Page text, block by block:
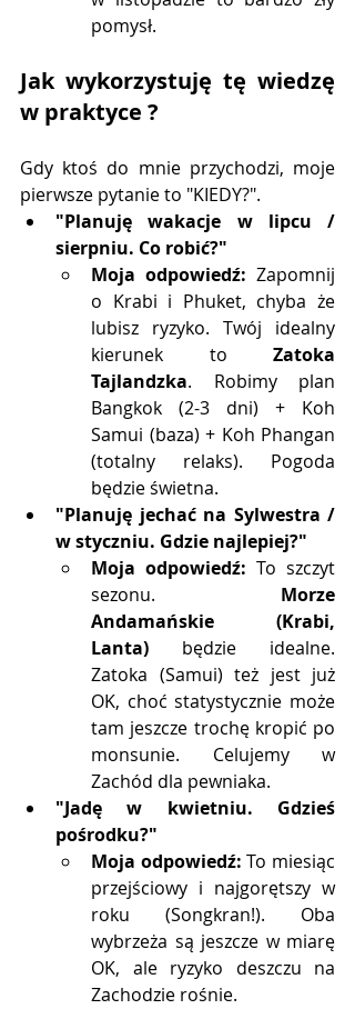
pomysł.
Jak wykorzystuję tę wiedzę
w praktyce ?
Gdy ktoś do mnie przychodzi, moje
pierwsze pytanie to "KIEDY?".
"Planuję wakacje w lipcu /
sierpniu. Co robić?"
Moja odpowiedź: Zapomnij
o Krabi i Phuket, chyba że
lubisz ryzyko. Twój idealny
kierunek to Zatoka
Tajlandzka. Robimy plan
Bangkok (2-3 dni) + Koh
Samui (baza) + Koh Phangan
(totalny relaks). Pogoda
będzie świetna.
"Planuję jechać na Sylwestra /
w styczniu. Gdzie najlepiej?"
Moja odpowiedź: To szczyt
sezonu. Morze
Andamańskie (Krabi,
Lanta) będzie idealne.
Zatoka (Samui) też jest już
OK, choć statystycznie może
tam jeszcze trochę kropić po
monsunie. Celujemy w
Zachód dla pewniaka.
"Jadę w kwietniu. Gdzieś
pośrodku?"
Moja odpowiedź: To miesiąc
przejściowy i najgorętszy w
roku (Songkran!). Oba
wybrzeża są jeszcze w miarę
OK, ale ryzyko deszczu na
Zachodzie rośnie.